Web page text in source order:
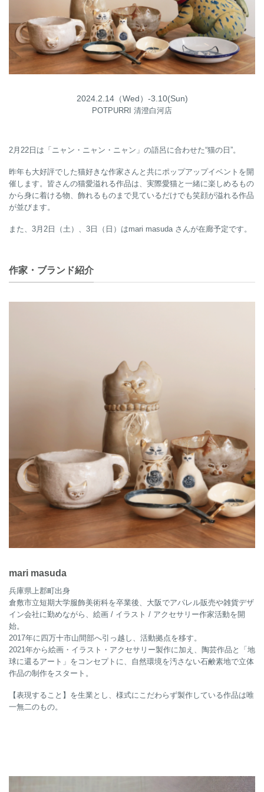
2024.2.14（Wed）-3.10(Sun)
POTPURRI 清澄白河店
2月22日は「ニャン・ニャン・ニャン」の語呂に合わせた“猫の日”。
昨年も大好評でした猫好きな作家さんと共にポップアップイベントを開
催します。皆さんの猫愛溢れる作品は、実際愛猫と一緒に楽しめるもの
から身に着ける物、飾れるものまで見ているだけでも笑顔が溢れる作品
が並びます。
また、3月2日（土）、3日（日）はmari masuda さんが在廊予定です。
作家・ブランド紹介
mari masuda
兵庫県上郡町出身
倉敷市立短期大学服飾美術科を卒業後、大阪でアパレル販売や雑貨デザ
イン会社に勤めながら、絵画 / イラスト / アクセサリー作家活動を開
始。
2017年に四万十市山間部へ引っ越し、活動拠点を移す。
2021年から絵画・イラスト・アクセサリー製作に加え、陶芸作品と「地
球に還るアート」をコンセプトに、自然環境を汚さない石鹸素地で立体
作品の制作をスタート。
【表現すること】を生業とし、様式にこだわらず製作している作品は唯
一無二のもの。